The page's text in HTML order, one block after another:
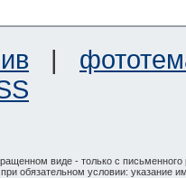
|
виде - только с
обязательном условии: указание